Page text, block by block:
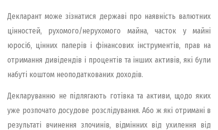
Декларант може зізнатися державі про наявність валютних
цінностей, рухомого/нерухомого майна, часток у майні
юросіб, цінних паперів і фінансових інструментів, прав на
отримання дивідендів і процентів та інших активів, які були
набуті коштом неоподаткованих доходів.
Декларуванню не підлягають готівка та активи, щодо яких
уже розпочато досудове розслідування. Або ж які отримані в
результаті вчинення злочинів, відмінних від ухилення від